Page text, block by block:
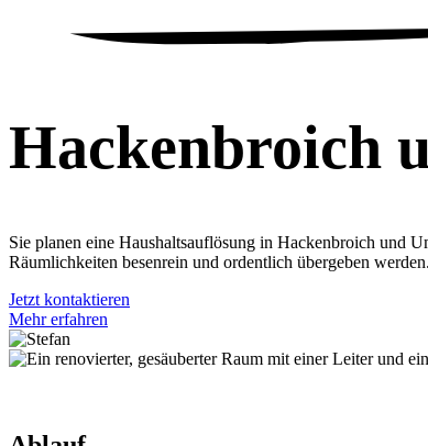
Hackenbroich
Sie planen eine Haushaltsauflösung in Hackenbroich und
Räumlichkeiten besenrein und ordentlich übergeben
Jetzt kontaktieren
Mehr erfahren